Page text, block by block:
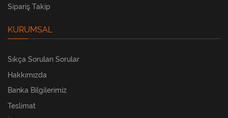
Sipariş Takip
KURUMSAL
Sıkça Sorulan Sorular
Hakkımızda
Banka Bilgilerimiz
Teslimat